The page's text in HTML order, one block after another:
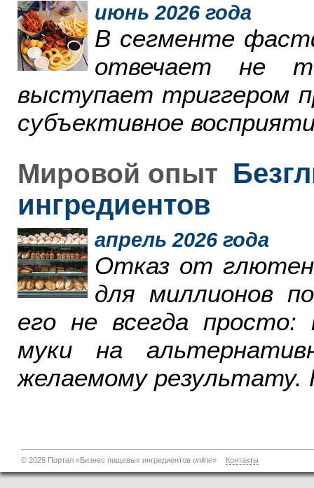
июнь 2026 года
В сегменте
отвечает не
выступает триггером
субъективное
Мировой опыт
ингредиентов
апрель 2026 года
Отказ от
для миллионов
его не всегда просто:
муки на
желаемому результату.
© 2026 Портал «Бизнес пищевых ингредиентов online» Контакты